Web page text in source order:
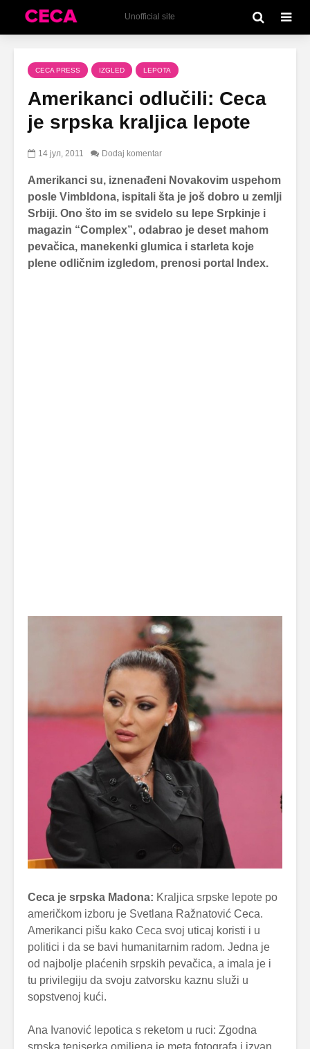
Unofficial site
CECA PRESS IZGLED LEPOTA
Amerikanci odlučili: Ceca
je srpska kraljica lepote
14 јул, 2011 Dodaj komentar
Amerikanci su, iznenađeni Novakovim uspehom
posle Vimbldona, ispitali šta je još dobro u zemlji
Srbiji. Ono što im se svidelo su lepe Srpkinje i
magazin “Complex”, odabrao je deset mahom
pevačica, manekenki glumica i starleta koje
plene odličnim izgledom, prenosi portal Index.
Ceca je srpska Madona: Kraljica srpske lepote po
američkom izboru je Svetlana Ražnatović Ceca.
Amerikanci pišu kako Ceca svoj uticaj koristi i u
politici i da se bavi humanitarnim radom. Jedna je
od najbolje plaćenih srpskih pevačica, a imala je i
tu privilegiju da svoju zatvorsku kaznu služi u
sopstvenoj kući.
Ana Ivanović lepotica s reketom u ruci: Zgodna
srpska teniserka omiljena je meta fotografa i izvan